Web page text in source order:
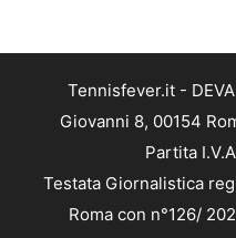
Tennisfever.it -
Giovanni 8, 00154
Partita
Testata Giornalistica
Roma con n°126/